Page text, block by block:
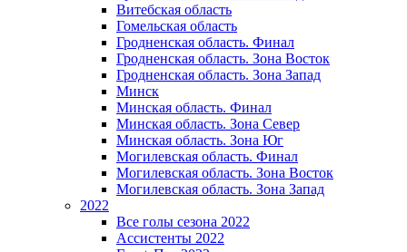
Витебская область
Гомельская область
Гродненская область. Финал
Гродненская область. Зона Восток
Гродненская область. Зона Запад
Минск
Минская область. Финал
Минская область. Зона Север
Минская область. Зона Юг
Могилевская область. Финал
Могилевская область. Зона Восток
Могилевская область. Зона Запад
2022
Все голы сезона 2022
Ассистенты 2022